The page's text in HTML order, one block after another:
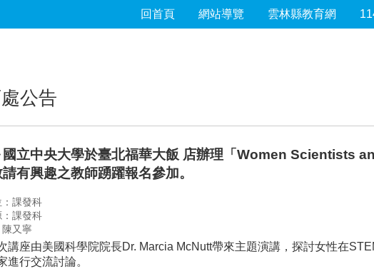
回首頁 網站導覽 雲林縣教育網
公告
國立中央大學於臺北福華大飯 店辦理「Women Scientists
有興趣之教師踴躍報名參加。
課發科
課發科
又寧
講座由美國科學院院長Dr. Marcia McNutt帶來主題演講，探討女性在
進行交流討論。